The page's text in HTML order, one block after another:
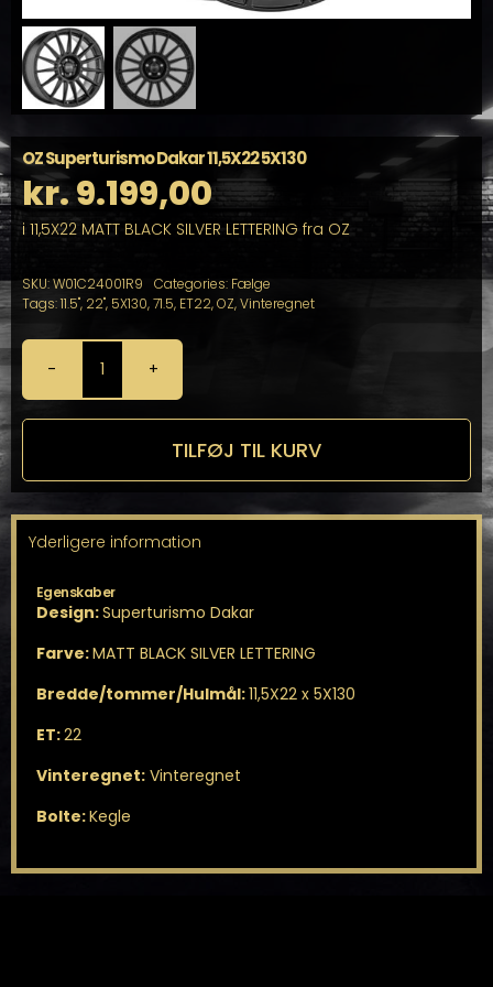
OZ Superturismo Dakar 11,5X22 5X130
kr.9.199,00
i 11,5X22 MATT BLACK SILVER LETTERING fra OZ
SKU:W01C24001R9 Categories: Fælge
Tags:11.5", 22", 5X130,71.5, ET22,OZ,Vinteregnet
OZ
Superturismo
Dakar
antal
TILFØJ TIL KURV
Yderligere information
Egenskaber
Design:Superturismo Dakar
Farve:MATT BLACK SILVER LETTERING
Bredde/tommer/Hulmål:11,5X22 x 5X130
ET:22
Vinteregnet:Vinteregnet
Bolte:Kegle